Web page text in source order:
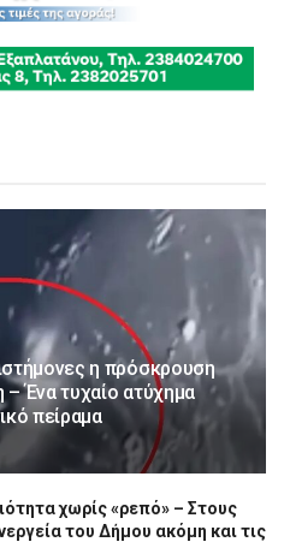
η πρόσκρουση
Ένα τυχαίο ατύχημα
πείραμα
χωρίς «ρεπό» – Στους
του Δήμου ακόμη και τις